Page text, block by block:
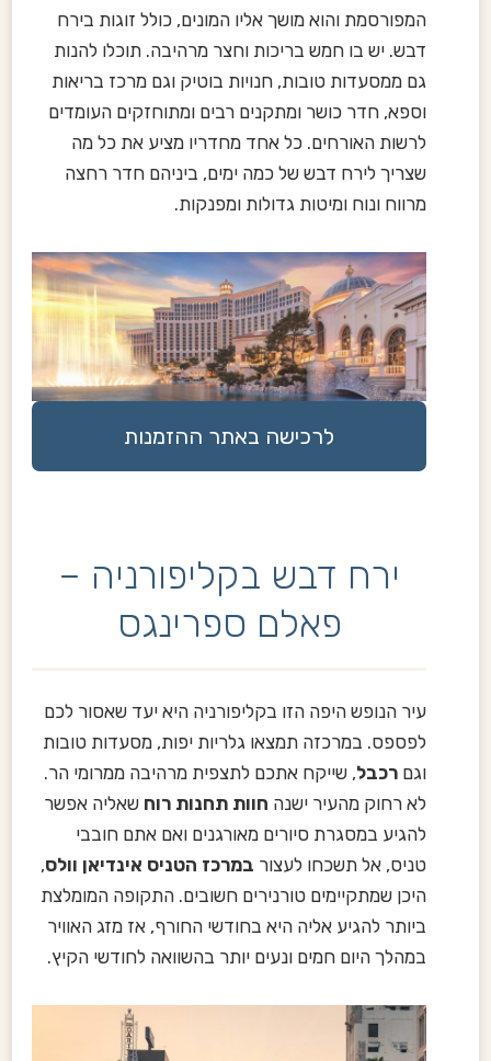
המפורסמת והוא מושך אליו המונים, כולל זוגות בירח
דבש. יש בו חמש בריכות וחצר מרהיבה. תוכלו להנות
גם ממסעדות טובות, חנויות בוטיק וגם מרכז בריאות
וספא, חדר כושר ומתקנים רבים ומתוחזקים העומדים
לרשות האורחים. כל אחד מחדריו מציע את כל מה
שצריך לירח דבש של כמה ימים, ביניהם חדר רחצה
מרווח ונוח ומיטות גדולות ומפנקות.
לרכישה באתר ההזמנות
ירח דבש בקליפורניה –
פאלם ספרינגס
עיר הנופש היפה הזו בקליפורניה היא יעד שאסור לכם
לפספס. במרכזה תמצאו גלריות יפות, מסעדות טובות
וגם רכבל, שייקח אתכם לתצפית מרהיבה ממרומי הר.
לא רחוק מהעיר ישנה חוות תחנות רוח שאליה אפשר
להגיע במסגרת סיורים מאורגנים ואם אתם חובבי
טניס, אל תשכחו לעצור במרכז הטניס אינדיאן וולס,
היכן שמתקיימים טורנירים חשובים. התקופה המומלצת
ביותר להגיע אליה היא בחודשי החורף, אז מזג האוויר
במהלך היום חמים ונעים יותר בהשוואה לחודשי הקיץ.